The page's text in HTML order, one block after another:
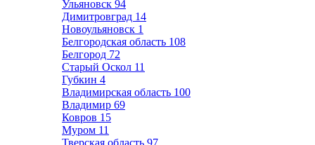
Ульяновск 94
Димитровград 14
Новоульяновск 1
Белгородская область 108
Белгород 72
Старый Оскол 11
Губкин 4
Владимирская область 100
Владимир 69
Ковров 15
Муром 11
Тверская область 97